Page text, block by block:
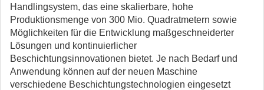
Handlingsystem, das eine skalierbare, hohe
Produktionsmenge von 300 Mio. Quadratmetern sowie
Möglichkeiten für die Entwicklung maßgeschneiderter
Lösungen und kontinuierlicher
Beschichtungsinnovationen bietet. Je nach Bedarf und
Anwendung können auf der neuen Maschine
verschiedene Beschichtungstechnologien eingesetzt